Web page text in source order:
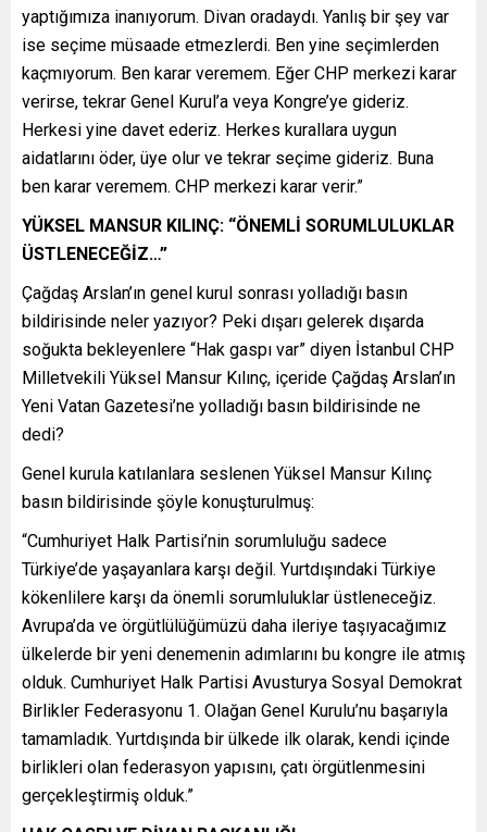
yaptığımıza inanıyorum. Divan oradaydı. Yanlış bir şey var
ise seçime müsaade etmezlerdi. Ben yine seçimlerden
kaçmıyorum. Ben karar veremem. Eğer CHP merkezi karar
verirse, tekrar Genel Kurul’a veya Kongre’ye gideriz.
Herkesi yine davet ederiz. Herkes kurallara uygun
aidatlarını öder, üye olur ve tekrar seçime gideriz. Buna
ben karar veremem. CHP merkezi karar verir.”
YÜKSEL MANSUR KILINÇ: “ÖNEMLİ SORUMLULUKLAR
ÜSTLENECEĞİZ…”
Çağdaş Arslan’ın genel kurul sonrası yolladığı basın
bildirisinde neler yazıyor? Peki dışarı gelerek dışarda
soğukta bekleyenlere “Hak gaspı var” diyen İstanbul CHP
Milletvekili Yüksel Mansur Kılınç, içeride Çağdaş Arslan’ın
Yeni Vatan Gazetesi’ne yolladığı basın bildirisinde ne
dedi?
Genel kurula katılanlara seslenen Yüksel Mansur Kılınç
basın bildirisinde şöyle konuşturulmuş:
“Cumhuriyet Halk Partisi’nin sorumluluğu sadece
Türkiye’de yaşayanlara karşı değil. Yurtdışındaki Türkiye
kökenlilere karşı da önemli sorumluluklar üstleneceğiz.
Avrupa’da ve örgütlülüğümüzü daha ileriye taşıyacağımız
ülkelerde bir yeni denemenin adımlarını bu kongre ile atmış
olduk. Cumhuriyet Halk Partisi Avusturya Sosyal Demokrat
Birlikler Federasyonu 1. Olağan Genel Kurulu’nu başarıyla
tamamladık. Yurtdışında bir ülkede ilk olarak, kendi içinde
birlikleri olan federasyon yapısını, çatı örgütlenmesini
gerçekleştirmiş olduk.”